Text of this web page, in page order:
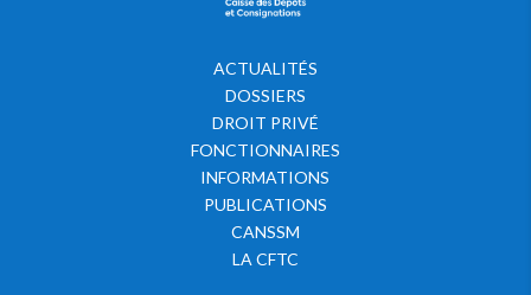
ACTUALITÉS
DOSSIERS
DROIT PRIVÉ
FONCTIONNAIRES
INFORMATIONS
PUBLICATIONS
CANSSM
LA CFTC